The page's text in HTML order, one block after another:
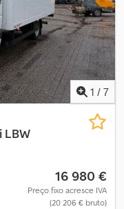
1 / 7
LBW
16 980 €
Preço fixo acresce IVA
(20 206 € bruto)